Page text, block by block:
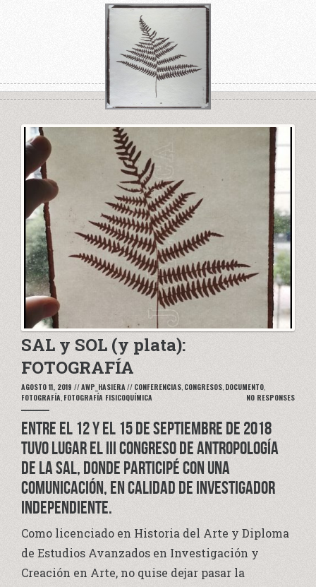
SAL y SOL (y plata):
FOTOGRAFÍA
AGOSTO 11, 2019 //AWP_HASIERA// CONFERENCIAS, CONGRESOS, DOCUMENTO,
FOTOGRAFÍA, FOTOGRAFÍA FISICOQUÍMICA NO RESPONSES
ENTRE EL 12 Y EL 15 DE SEPTIEMBRE DE 2018
TUVO LUGAR EL III CONGRESO DE ANTROPOLOGÍA
DE LA SAL, DONDE PARTICIPÉ CON UNA
COMUNICACIÓN, EN CALIDAD DE INVESTIGADOR
INDEPENDIENTE.
Como licenciado en Historia del Arte y Diploma
de Estudios Avanzados en Investigación y
Creación en Arte, no quise dejar pasar la